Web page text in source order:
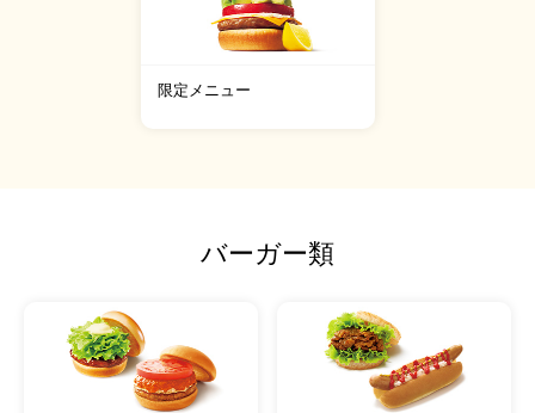
限定メニュー
バーガー類